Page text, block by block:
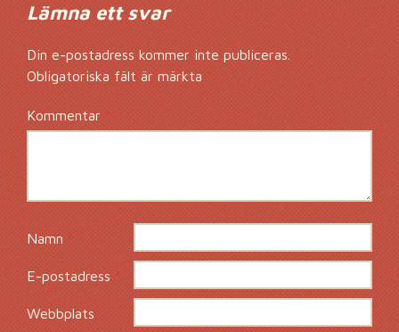
Lämna ett svar
Din e-postadress kommer inte publiceras.
Obligatoriska fält är märkta *
Kommentar*
Namn *
E-postadress*
Webbplats